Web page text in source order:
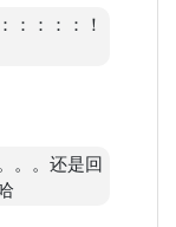
：：：：！
。。还是回